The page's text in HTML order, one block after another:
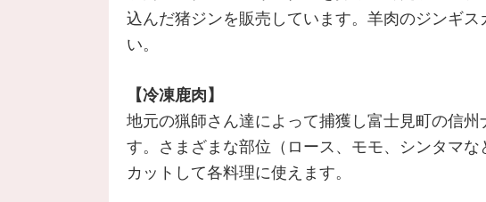
込んだ猪ジンを販売しています。 羊肉のジンギス
い。
【冷凍鹿肉】
地元の猟師さん達によって捕獲し富士見町の信
す。さまざまな部位（ロース、モモ、シンタマ
カットして各料理に使えます。